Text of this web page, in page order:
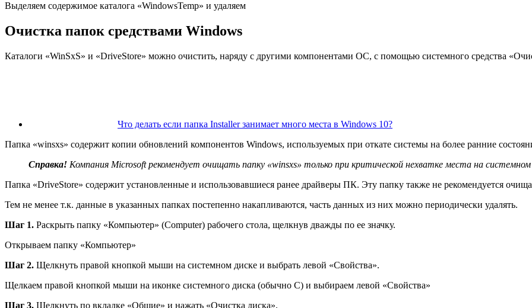
Выделяем содержимое каталога «WindowsTemp» и удаляем
Очистка папок средствами Windows
Каталоги «WinSxS» и «DriveStore» можно очистить, наряду с другими компонентами ОС, с помощью системного средства
Что делать если папка Installer занимает много места в Windows 10?
Папка «winsxs» содержит копии обновлений компонентов Windows, используемых при откате системы на более ранние
Справка! Компания Microsoft рекомендует очищать папку «winsxs» только при критической нехватке места на
Папка «DriveStore» содержит установленные и использовавшиеся ранее драйверы ПК. Эту папку также не рекомендуется
Тем не менее т.к. данные в указанных папках постепенно накапливаются, часть данных из них можно периодически удалять.
Шаг 1. Раскрыть папку «Компьютер» (Computer) рабочего стола, щелкнув дважды по ее значку.
Открываем папку «Компьютер»
Шаг 2. Щелкнуть правой кнопкой мыши на системном диске и выбрать левой «Свойства».
Щелкаем правой кнопкой мыши на иконке системного диска (обычно C) и выбираем левой «Свойства»
Шаг 3. Щелкнуть по вкладке «Общие» и нажать «Очистка диска».